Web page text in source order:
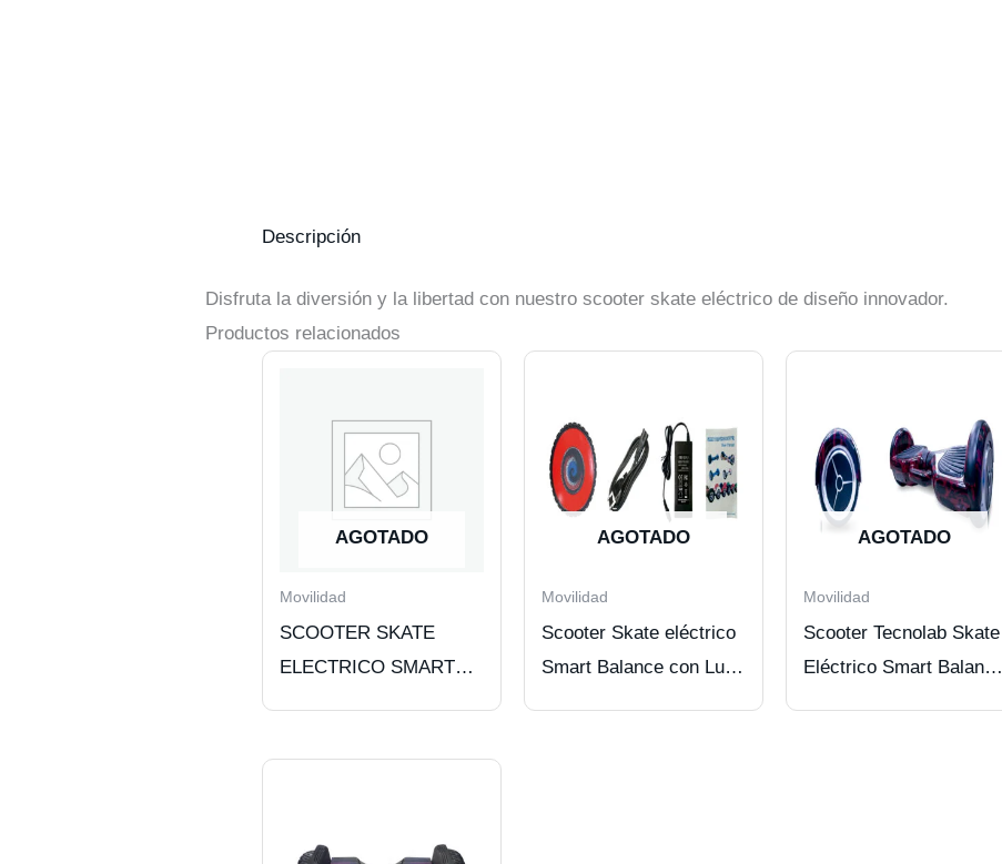
Descripción
Disfruta la diversión y la libertad con nuestro scooter skate eléctrico de diseño innovador.
Productos relacionados
AGOTADO
Movilidad
SCOOTER SKATE
ELECTRICO SMART
AGOTADO
Movilidad
Scooter Skate eléctrico
Smart Balance con Luz
AGOTADO
Movilidad
Scooter Tecnolab Skate
Eléctrico Smart Balance